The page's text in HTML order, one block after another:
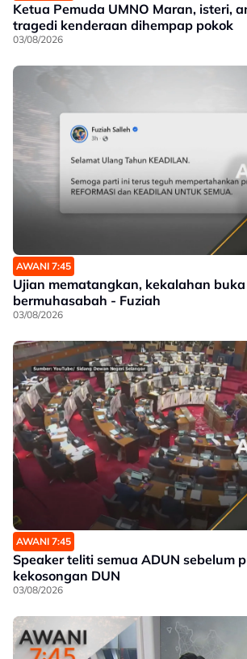
Ketua Pemuda UMNO Maran, isteri,
tragedi kenderaan dihempap pokok
03/08/2026
AWANI 7:45
Ujian mematangkan, kekalahan
bermuhasabah - Fuziah
03/08/2026
AWANI 7:45
Speaker teliti semua ADUN sebelum
kekosongan DUN
03/08/2026